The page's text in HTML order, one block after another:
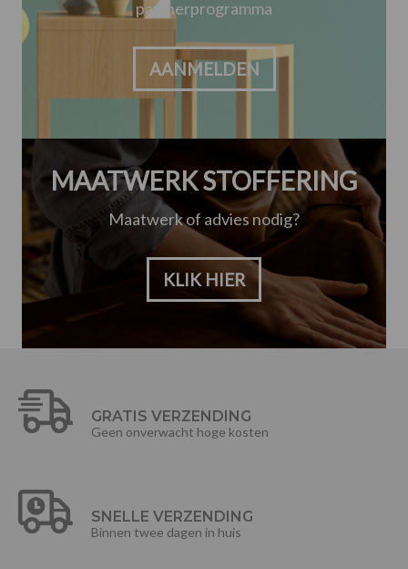
partnerprogramma
AANMELDEN
MAATWERK STOFFERING
Maatwerk of advies nodig?
KLIK HIER
GRATIS VERZENDING
Geen onverwacht hoge kosten
SNELLE VERZENDING
Binnen twee dagen in huis